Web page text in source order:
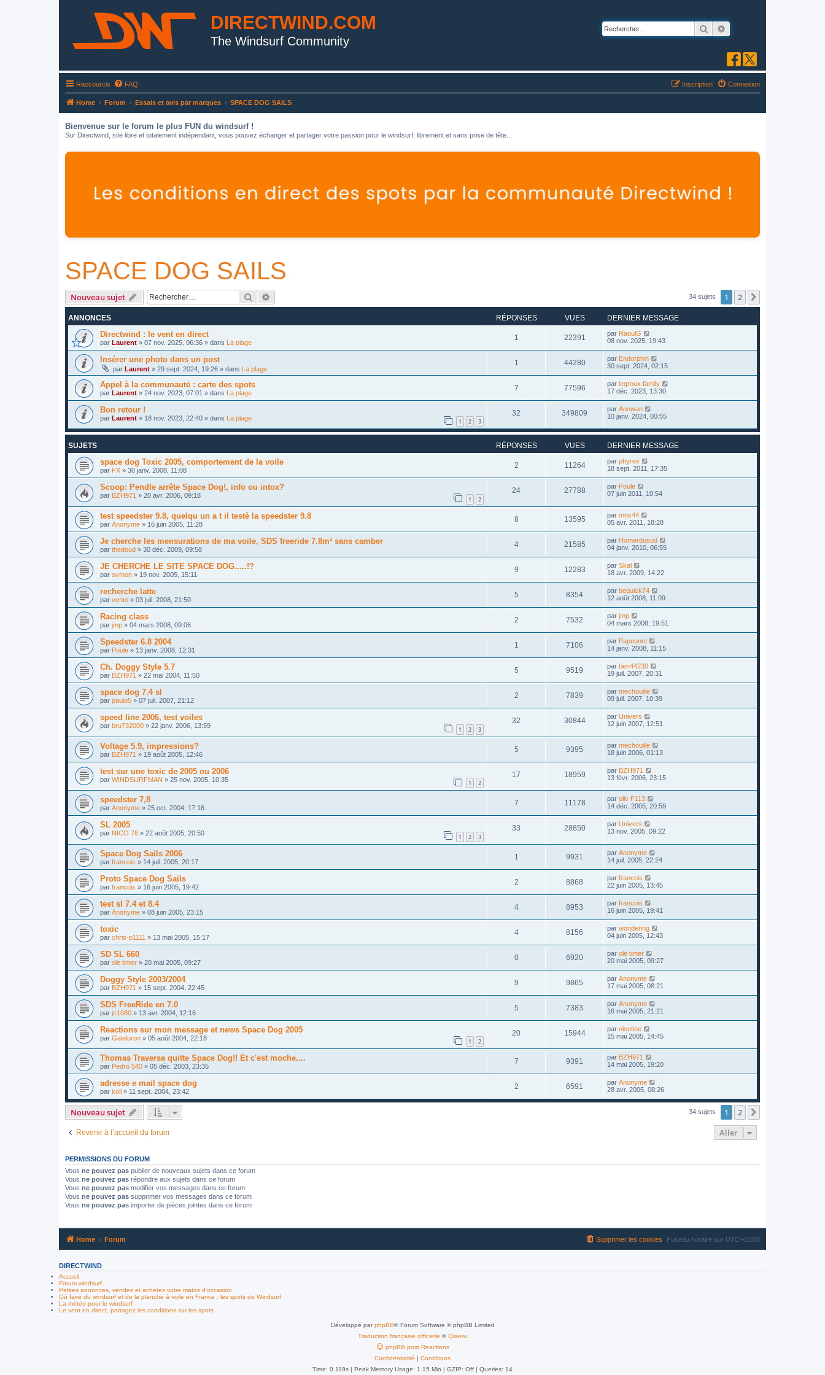
DIRECTWIND.COM
The Windsurf Community
Rechercher
Raccourcis FAQ Connexion
Inscription
Home Forum Essais et avis par marques SPACE DOG SAILS
Bienvenue sur le forum le plus FUN du windsurf !
Sur Directwind, site libre et totalement indépendant, vous pouvez échanger et partager votre passion pour le windsurf, librement et sans prise de tête...
SPACE DOG SAILS
Nouveau sujet Rechercher 34 sujets 1 2
ANNONCES RÉPONSES VUES DERNIER MESSAGE
Directwind : le vent en direct
par Laurent » 07 nov. 2025, 06:36 » dans La plage
1 22391 par RaoulG
08 nov. 2025, 19:43
Insérer une photo dans un post
par Laurent » 29 sept. 2024, 19:26 » dans La plage
1 44280 par Endorphin
30 sept. 2024, 02:15
Appel à la communauté : carte des spots
par Laurent » 24 nov. 2023, 07:01 » dans La plage
7 77596 par legroux.family
17 déc. 2023, 13:30
Bon retour !
par Laurent » 18 nov. 2023, 22:40 » dans La plage 1 2 3
32 349809 par Anowan
10 janv. 2024, 00:55
SUJETS RÉPONSES VUES DERNIER MESSAGE
space dog Toxic 2005, comportement de la voile
par FX » 30 janv. 2008, 11:08
2 11264 par phyrex
18 sept. 2011, 17:35
Scoop: Pendle arrête Space Dog!, info ou intox?
par BZH971 » 20 avr. 2006, 09:18 1 2
24 27788 par Poule
07 juin 2011, 10:54
test speedster 9.8, quelqu un a t il testè la speedster 9.8
par Anonyme » 16 juin 2005, 11:28
8 13595 par mnx44
05 avr. 2011, 18:28
Je cherche les mensurations de ma voile, SDS freeride 7.8m² sans camber
par thedoud » 30 déc. 2009, 09:58
4 21585 par Homerdusud
04 janv. 2010, 06:55
JE CHERCHE LE SITE SPACE DOG.....!?
par symon » 19 nov. 2005, 15:11
9 12283 par Skal
18 avr. 2009, 14:22
recherche latte
par vento » 03 juil. 2008, 21:50
5 8354 par bequick74
12 août 2008, 11:09
Racing class
par jmp » 04 mars 2008, 09:06
2 7532 par jmp
04 mars 2008, 19:51
Speedster 6.8 2004
par Poule » 13 janv. 2008, 12:31
1 7106 par Papounet
14 janv. 2008, 11:15
Ch. Doggy Style 5.7
par BZH971 » 22 mai 2004, 11:50
5 9519 par ben44230
19 juil. 2007, 20:31
space dog 7.4 sl
par paulo5 » 07 juil. 2007, 21:12
2 7839 par mechouille
09 juil. 2007, 10:39
speed line 2006, test voiles
par bru732000 » 22 janv. 2006, 13:59 1 2 3
32 30844 par Univers
12 juin 2007, 12:51
Voltage 5.9, impressions?
par BZH971 » 19 août 2005, 12:46
5 9395 par mechouille
18 juin 2006, 01:13
test sur une toxic de 2005 ou 2006
par WINDSURFMAN » 25 nov. 2005, 10:35 1 2
17 18959 par BZH971
13 févr. 2006, 23:15
speedster 7,8
par Anonyme » 25 oct. 2004, 17:16
7 11178 par oliv F113
14 déc. 2005, 20:59
SL 2005
par NICO 76 » 22 août 2005, 20:50 1 2 3
33 28850 par Univers
13 nov. 2005, 09:22
Space Dog Sails 2006
par francois » 14 juil. 2005, 20:17
1 9931 par Anonyme
14 juil. 2005, 22:24
Proto Space Dog Sails
par francois » 16 juin 2005, 19:42
2 8868 par francois
22 juin 2005, 13:45
test sl 7.4 et 8.4
par Anonyme » 08 juin 2005, 23:15
4 8953 par francois
16 juin 2005, 19:41
toxic
par chris-p1111 » 13 mai 2005, 15:17
4 8156 par wondering
04 juin 2005, 12:43
SD SL 660
par ole timer » 20 mai 2005, 09:27
0 6920 par ole timer
20 mai 2005, 09:27
Doggy Style 2003/2004
par BZH971 » 15 sept. 2004, 22:45
9 9865 par Anonyme
17 mai 2005, 08:21
SDS FreeRide en 7.0
par jc1080 » 13 avr. 2004, 12:16
5 7383 par Anonyme
16 mai 2005, 21:21
Reactions sur mon message et news Space Dog 2005
par Gaieluron » 05 août 2004, 22:18 1 2
20 15944 par nicotine
15 mai 2005, 14:45
Thomas Traversa quitte Space Dog!! Et c'est moche....
par Pedro 540 » 05 déc. 2003, 23:35
7 9391 par BZH971
14 mai 2005, 19:20
adresse e mail space dog
par koli » 11 sept. 2004, 23:42
2 6591 par Anonyme
28 avr. 2005, 08:26
Nouveau sujet 34 sujets 1 2
Revenir à l’accueil du forum Aller
PERMISSIONS DU FORUM
Vous ne pouvez pas publier de nouveaux sujets dans ce forum
Vous ne pouvez pas répondre aux sujets dans ce forum
Vous ne pouvez pas modifier vos messages dans ce forum
Vous ne pouvez pas supprimer vos messages dans ce forum
Vous ne pouvez pas importer de pièces jointes dans ce forum
Home Forum Fuseau horaire sur UTC+02:00
Supprimer les cookies
DIRECTWIND
Accueil
Forum windsurf
Petites annonces, vendez et achetez votre matos d'occasion
Où faire du windsurf et de la planche à voile en France : les spots de Windsurf
La météo pour le windsurf
Le vent en direct, partagez les conditions sur les spots
Développé parphpBB® Forum Software © phpBB Limited
Traduction française officielle ©Qiaeru
phpBB post Reactions
Confidentialité | Conditions
Time: 0.119s | Peak Memory Usage: 1.15 Mio | GZIP: Off | Queries: 14